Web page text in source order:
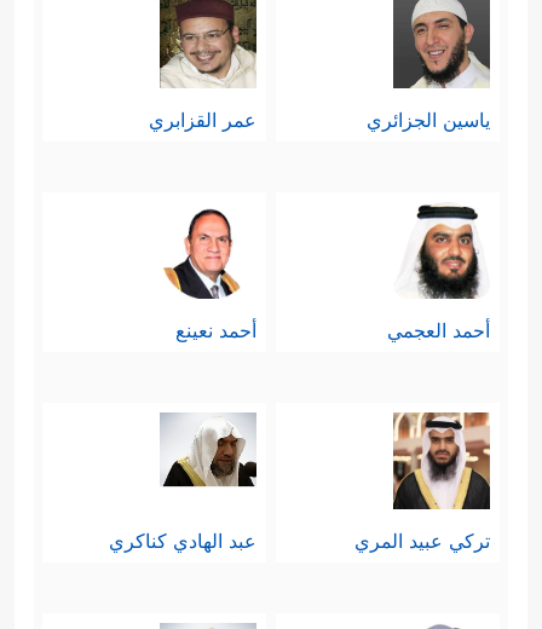
ياسين الجزائري عمر القزابري
أحمد العجمي أحمد نعينع
تركي عبيد المري عبد الهادي كناكري